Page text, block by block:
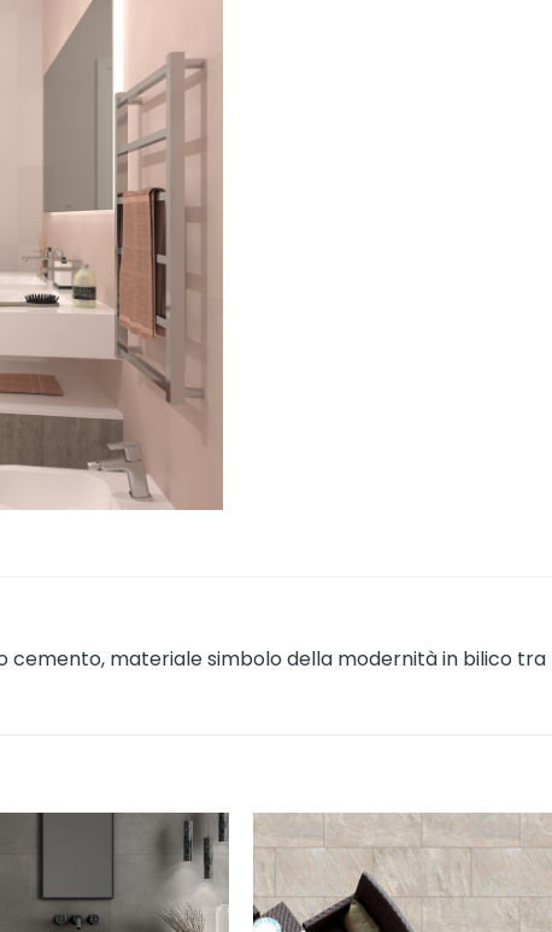
cemento, materiale simbolo della modernità in bilico